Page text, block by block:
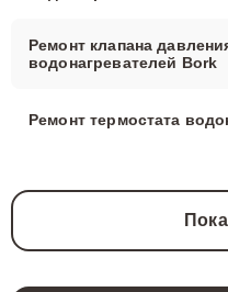
Ремонт клапана
водонагревателей Bork
Ремонт термостата